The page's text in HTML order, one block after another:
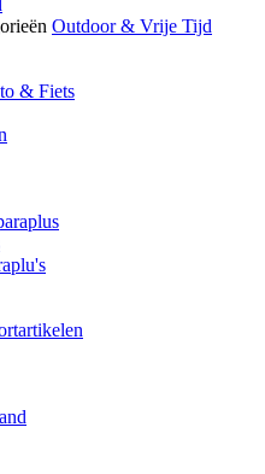
Outdoor & Vrije Tijd
& Fiets